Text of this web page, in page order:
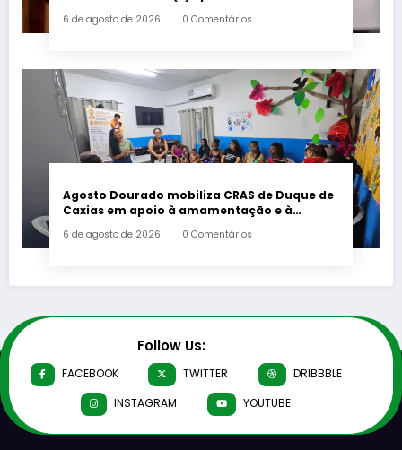
6 de agosto de 2026 0 Comentários
Agosto Dourado mobiliza CRAS de Duque de
Caxias em apoio à amamentação e à
6 de agosto de 2026 0 Comentários
Follow Us:
FACEBOOK TWITTER
DRIBBBLE
INSTAGRAM
YOUTUBE